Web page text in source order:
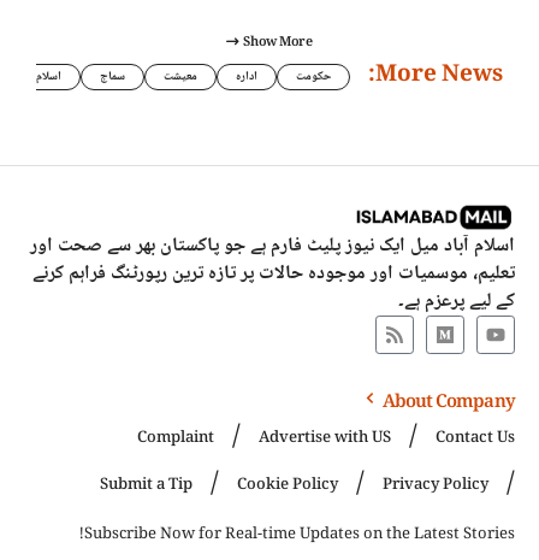
Show More
More News: حکومت ادارہ معیشت سماج اسلام
اسلام آباد میل ایک نیوز پلیٹ فارم ہے جو پاکستان بھر سے صحت اور
تعلیم، موسمیات اور موجودہ حالات پر تازہ ترین رپورٹنگ فراہم کرنے
کے لیے پرعزم ہے۔
About Company
Contact Us
Advertise with US
Complaint
Privacy Policy
Cookie Policy
Submit a Tip
Subscribe Now for Real-time Updates on the Latest Stories!